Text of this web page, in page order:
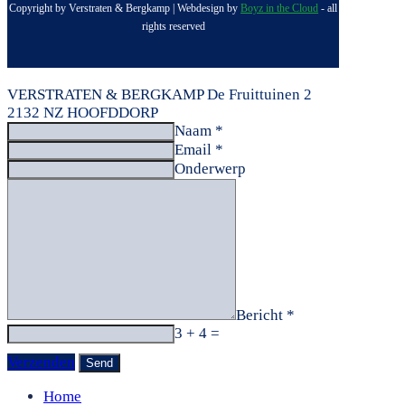
Copyright by Verstraten & Bergkamp | Webdesign byBoyz in the Cloud - all
rights reserved
VERSTRATEN & BERGKAMP De Fruittuinen 2
2132 NZ HOOFDDORP
Naam *
Email *
Onderwerp
Bericht *
3 + 4 =
Verzenden
Home